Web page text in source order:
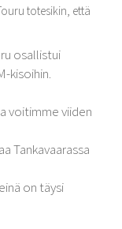
totesikin, että
osallistui
kisoihin.
voitimme viiden
Tankavaarassa
on täysi